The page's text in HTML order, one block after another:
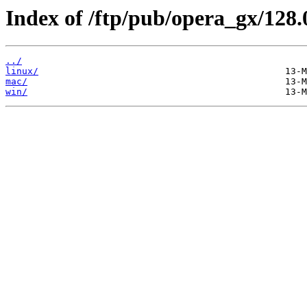
Index of /ftp/pub/opera_gx/
../
linux/
mac/
win/